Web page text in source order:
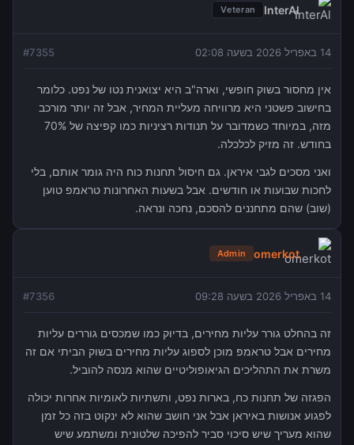
InterAl
Veteran
14 באפריל 2026 בשעה 02:08 #7355
אין מחסור בשוק חופשי, וארה"ב היא יצואנית נטו של נפט. כלומר
בחישוב פשטני היא מרוויחה מעליית המחיר, אבל זה יותר מורכב
מזה, במיוחד כשמדובר על תנודות רציניות כמו קפיצה של 70%
בחודש. זה מזיק לכלכלה.
ואני מסכים לגבי איראן. גם חיסול תחנות כוח היה גומר אותם, בלי
לחכות שבועות או חודשים. אבל בשעות האחרונות טראמפ טוען
(שוב) שהם מתחננים להסכם, נחכה ונראה.
omerkot
Admin
14 באפריל 2026 בשעה 09:28 #7356
זה בהחלט גורר עליות מחירים, בדיוק כמו שמכסים גוררים עליות
מחירים אבל טראמפ מוכן לספוג עליות מחירים בשוק הביתי אם זה
משרת את התהליכים הגיאופוליטיים שהוא מנסה להוביל.
הפגזה של תחנות כח, בארות נפט, ותשתיות לאומיות אחרות יכולה
לפגוע אנושות באיראן אבל אני חושב שהוא לא ינקוט בזה כל זמן
שהוא מעריך שיש סיכוי סביר להפיכה שלטונית ומשתמע שיש